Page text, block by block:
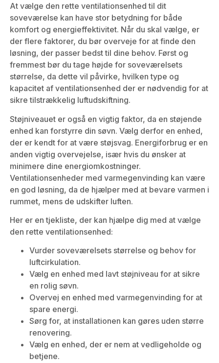
At vælge den rette ventilationsenhed til dit
soveværelse kan have stor betydning for både
komfort og energieffektivitet. Når du skal vælge, er
der flere faktorer, du bør overveje for at finde den
løsning, der passer bedst til dine behov. Først og
fremmest bør du tage højde for soveværelsets
størrelse, da dette vil påvirke, hvilken type og
kapacitet af ventilationsenhed der er nødvendig for at
sikre tilstrækkelig luftudskiftning.
Støjniveauet er også en vigtig faktor, da en støjende
enhed kan forstyrre din søvn. Vælg derfor en enhed,
der er kendt for at være støjsvag. Energiforbrug er en
anden vigtig overvejelse, især hvis du ønsker at
minimere dine energiomkostninger.
Ventilationsenheder med varmegenvinding kan være
en god løsning, da de hjælper med at bevare varmen i
rummet, mens de udskifter luften.
Her er en tjekliste, der kan hjælpe dig med at vælge
den rette ventilationsenhed:
Vurder soveværelsets størrelse og behov for
luftcirkulation.
Vælg en enhed med lavt støjniveau for at sikre
en rolig søvn.
Overvej en enhed med varmegenvinding for at
spare energi.
Sørg for, at installationen kan gøres uden større
renovering.
Vælg en enhed, der er nem at vedligeholde og
betjene.